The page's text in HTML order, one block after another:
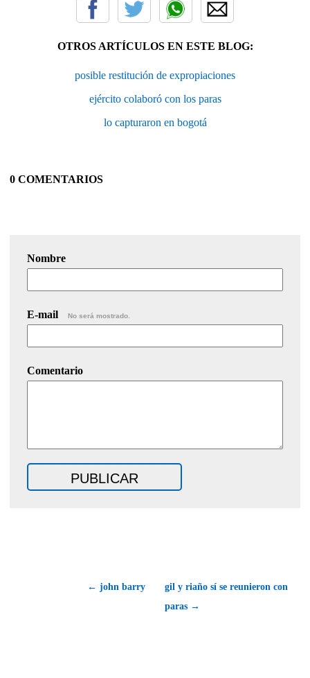
OTROS ARTÍCULOS EN ESTE BLOG:
posible restitución de expropiaciones
ejército colaboró con los paras
lo capturaron en bogotá
0 COMENTARIOS
Nombre
E-mail No será mostrado.
Comentario
← john barry
gil y riaño sí se reunieron con
paras →